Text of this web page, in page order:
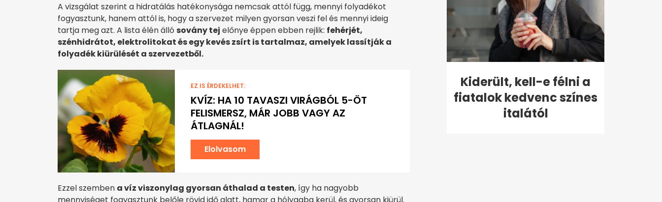
A vizsgálat szerint a hidratálás hatékonysága nemcsak attól függ, mennyi folyadékot
fogyasztunk, hanem attól is, hogy a szervezet milyen gyorsan veszi fel és mennyi ideig
tartja meg azt. A lista élén álló sovány tej előnye éppen ebben rejlik: fehérjét,
szénhidrátot, elektrolitokat és egy kevés zsírt is tartalmaz, amelyek lassítják a
folyadék kiürülését a szervezetből.
EZ IS ÉRDEKELHET:
KVÍZ: HA 10 TAVASZI VIRÁGBÓL 5-ÖT
FELISMERSZ, MÁR JOBB VAGY AZ
ÁTLAGNÁL!
Elolvasom
Ezzel szemben a víz viszonylag gyorsan áthalad a testen, így ha nagyobb
mennyiséget fogyasztunk belőle rövid idő alatt, hamar a hólyagba kerül, és gyorsan kiürül.
Kiderült, kell-e félni a
fiatalok kedvenc színes
italától